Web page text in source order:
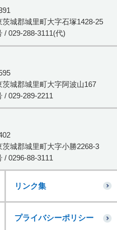
茨城郡城里町大字石塚1428-25
/ 029-288-3111(代)
茨城郡城里町大字阿波山167
/ 029-289-2211
茨城郡城里町大字小勝2268-3
/ 0296-88-3111
リンク集
プライバシーポリシー